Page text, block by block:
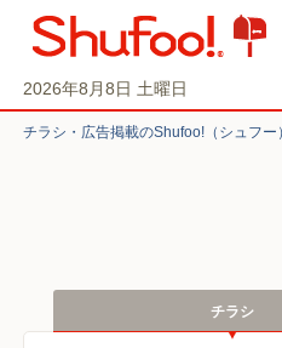
2026年8月8日 土曜日
チラシ・​広告掲載の​Shufoo!​（シュフー）
チラシ